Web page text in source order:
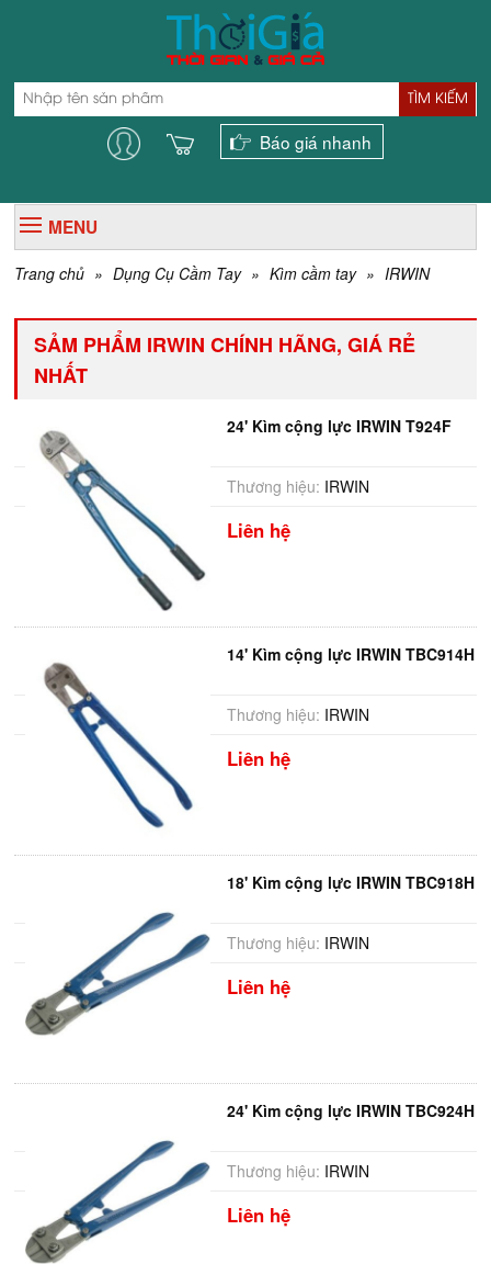
TÌM KIẾM
Báo giá nhanh
MENU
Trang chủ » Dụng Cụ Cầm Tay » Kìm cầm tay » IRWIN
SẢM PHẨM IRWIN CHÍNH HÃNG, GIÁ RẺ
NHẤT
24' Kìm cộng lực IRWIN T924F
Thương hiệu: IRWIN
Liên hệ
14' Kìm cộng lực IRWIN TBC914H
Thương hiệu: IRWIN
Liên hệ
18' Kìm cộng lực IRWIN TBC918H
Thương hiệu: IRWIN
Liên hệ
24' Kìm cộng lực IRWIN TBC924H
Thương hiệu: IRWIN
Liên hệ